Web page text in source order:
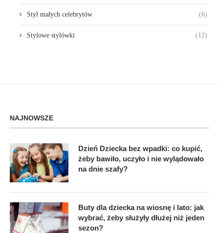
Styl małych celebrytów (6)
Stylowe stylówki (12)
NAJNOWSZE
Dzień Dziecka bez wpadki: co kupić,
żeby bawiło, uczyło i nie wylądowało
na dnie szafy?
Buty dla dziecka na wiosnę i lato: jak
wybrać, żeby służyły dłużej niż jeden
sezon?